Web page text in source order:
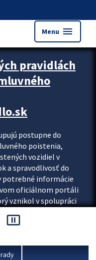
Menu menu
pravidlách
postupne do
poistenia,
vozidiel v
a spravodlivosť do
potrebné informácie
oficiálnom portáli
vznikol v spolupráci
vnútra SR.
pause_presentation